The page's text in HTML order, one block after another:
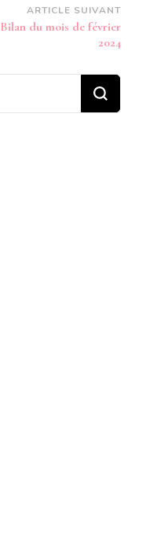
ARTICLE SUIVANT
Bilan du mois de février
2024